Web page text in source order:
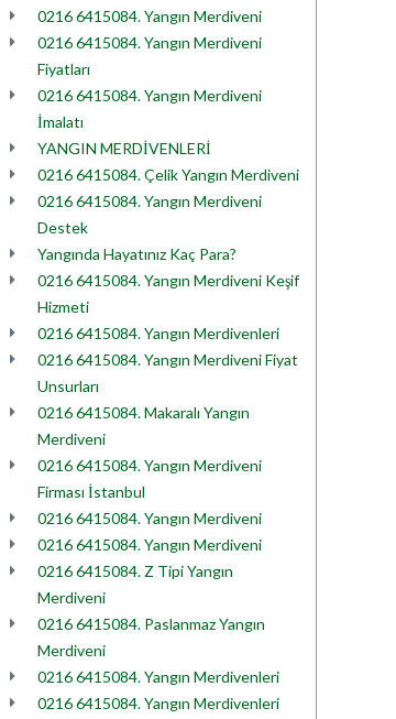
0216 6415084. Yangın Merdiveni
0216 6415084. Yangın Merdiveni
Fiyatları
0216 6415084. Yangın Merdiveni
İmalatı
YANGIN MERDİVENLERİ
0216 6415084. Çelik Yangın Merdiveni
0216 6415084. Yangın Merdiveni
Destek
Yangında Hayatınız Kaç Para?
0216 6415084. Yangın Merdiveni Keşif
Hizmeti
0216 6415084. Yangın Merdivenleri
0216 6415084. Yangın Merdiveni Fiyat
Unsurları
0216 6415084. Makaralı Yangın
Merdiveni
0216 6415084. Yangın Merdiveni
Firması İstanbul
0216 6415084. Yangın Merdiveni
0216 6415084. Yangın Merdiveni
0216 6415084. Z Tipi Yangın
Merdiveni
0216 6415084. Paslanmaz Yangın
Merdiveni
0216 6415084. Yangın Merdivenleri
0216 6415084. Yangın Merdivenleri